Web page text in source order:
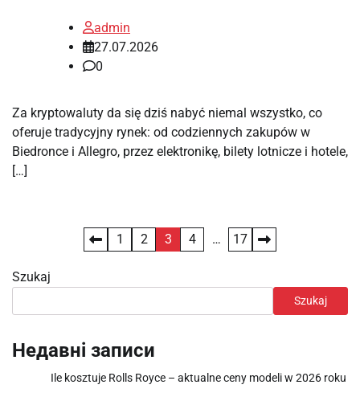
admin
27.07.2026
0
Za kryptowaluty da się dziś nabyć niemal wszystko, co
oferuje tradycyjny rynek: od codziennych zakupów w
Biedronce i Allegro, przez elektronikę, bilety lotnicze i hotele,
[…]
Stronicowanie
wpisów
1 2 3 4 … 17
Szukaj
Szukaj
Недавні записи
Ile kosztuje Rolls Royce – aktualne ceny modeli w 2026 roku